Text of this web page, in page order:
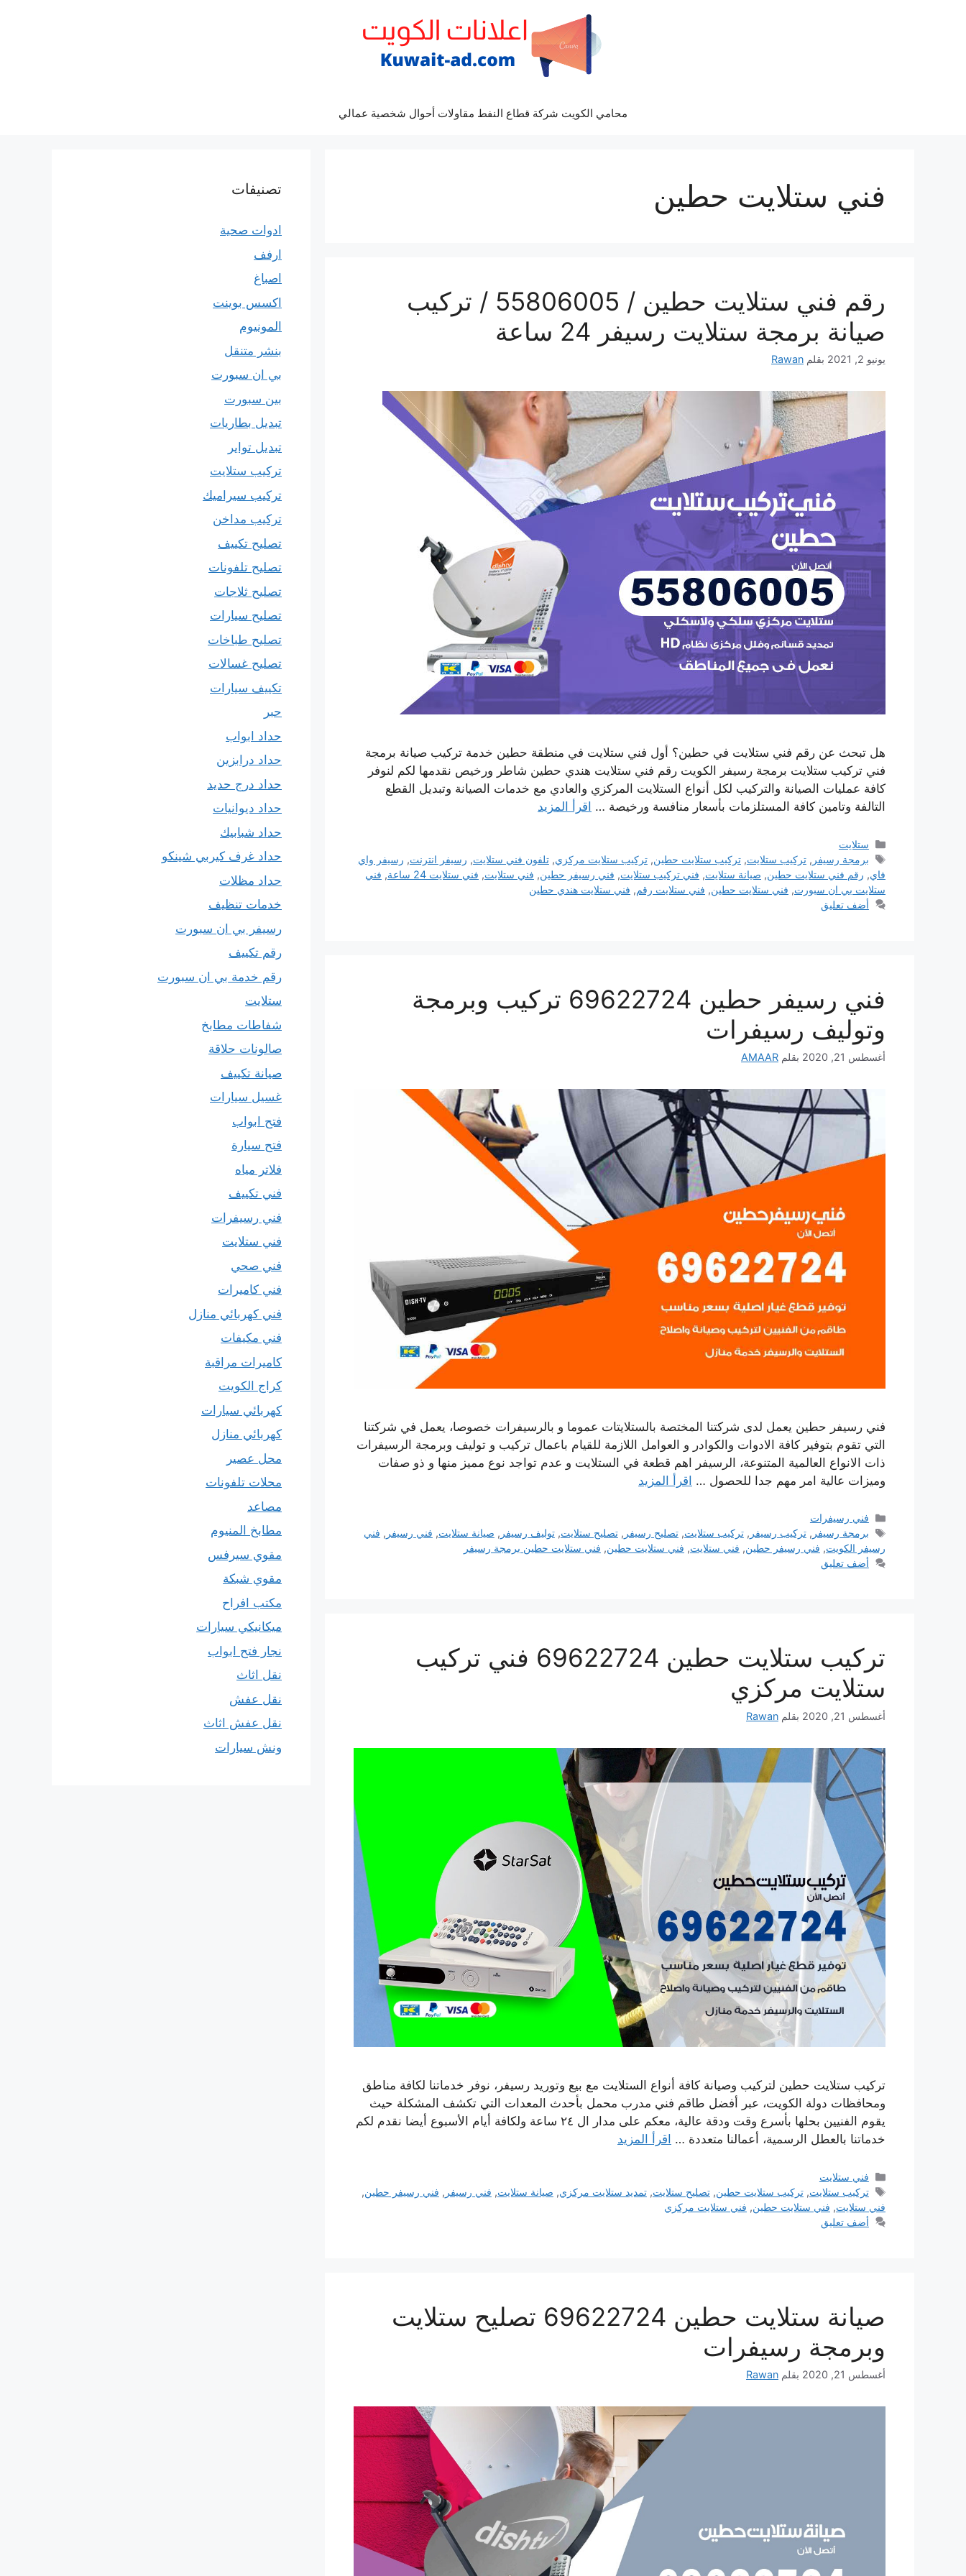
محامي الكويت شركة قطاع النفط مقاولات أحوال شخصية عمالي
فني ستلايت حطين
رقم فني ستلايت حطين / 55806005 / تركيب
صيانة برمجة ستلايت رسيفر 24 ساعة
يونيو 2, 2021 بقلم Rawan
هل تبحث عن رقم فني ستلايت في حطين؟ أول فني ستلايت في منطقة حطين خدمة تركيب صيانة برمجة
فني تركيب ستلايت برمجة رسيفر الكويت رقم فني ستلايت هندي حطين شاطر ورخيص نقدمها لكم لنوفر
كافة عمليات الصيانة والتركيب لكل أنواع الستلايت المركزي والعادي مع خدمات الصيانة وتبديل القطع
التالفة وتامين كافة المستلزمات بأسعار منافسة ورخيصة … اقرأ المزيد
التصنيفات
ستلايت
الوسوم
برمجة رسيفر ,تركيب ستلايت,تركيب ستلايت حطين,تركيب ستلايت مركزي,تلفون فني ستلايت, رسيفر انترنت, رسيفر واي
فاي, رقم فني ستلايت حطين, صيانة ستلايت, فني تركيب ستلايت, فني رسيفر حطين, فني ستلايت, فني ستلايت 24 ساعة , فني
ستلايت بي ان سبورت, فني ستلايت حطين, فني ستلايت رقم, فني ستلايت هندي حطين
أضف تعليق
فني رسيفر حطين 69622724 تركيب وبرمجة
وتوليف رسيفرات
أغسطس 21, 2020 بقلم AMAAR
فني رسيفر حطين يعمل لدى شركتنا المختصة بالستلايتات عموما و بالرسيفرات خصوصا، يعمل في شركتنا
التي تقوم بتوفير كافة الادوات والكوادر و العوامل اللازمة للقيام باعمال تركيب و توليف وبرمجة الرسيفرات
ذات الانواع العالمية المتنوعة، الرسيفر اهم قطعة في الستلايت و عدم تواجد نوع مميز منها و ذو صفات
وميزات عالية امر مهم جدا للحصول … اقرأ المزيد
التصنيفات
فني رسيفرات
الوسوم
برمجة رسيفر ,تركيب رسيفر ,تركيب ستلايت,تصليح رسيفر ,تصليح ستلايت,توليف رسيفر , صيانة ستلايت, فني رسيفر , فني
رسيفر الكويت, فني رسيفر حطين, فني ستلايت, فني ستلايت حطين, فني ستلايت حطين برمجة رسيفر
أضف تعليق
تركيب ستلايت حطين 69622724 فني تركيب
ستلايت مركزي
أغسطس 21, 2020 بقلم Rawan
تركيب ستلايت حطين لتركيب وصيانة كافة أنواع الستلايت مع بيع وتوريد رسيفر، نوفر خدماتنا لكافة مناطق
ومحافظات دولة الكويت، عبر أفضل طاقم فني مدرب محمل بأحدث المعدات التي تكشف المشكلة حيث
يقوم الفنيين بحلها بأسرع وقت ودقة عالية، معكم على مدار ال ٢٤ ساعة ولكافة أيام الأسبوع أيضا نقدم لكم
خدماتنا بالعطل الرسمية، أعمالنا متعددة … اقرأ المزيد
التصنيفات
فني ستلايت
الوسوم
تركيب ستلايت,تركيب ستلايت حطين,تصليح ستلايت,تمديد ستلايت مركزي, صيانة ستلايت, فني رسيفر , فني رسيفر حطين,
فني ستلايت, فني ستلايت حطين, فني ستلايت مركزي
أضف تعليق
صيانة ستلايت حطين 69622724 تصليح ستلايت
وبرمجة رسيفرات
أغسطس 21, 2020 بقلم Rawan
تصنيفات
ادوات صحية
ارفف
اصباغ
اكسس بوينت
المونيوم
بنشر متنقل
بي ان سبورت
بين سبورت
تبديل بطاريات
تبديل تواير
تركيب ستلايت
تركيب سيراميك
تركيب مداخن
تصليح تكييف
تصليح تلفونات
تصليح ثلاجات
تصليح سيارات
تصليح طباخات
تصليح غسالات
تكييف سيارات
حبر
حداد ابواب
حداد درابزين
حداد درج حديد
حداد ديوانيات
حداد شبابيك
حداد غرف كيربي شينكو
حداد مظلات
خدمات تنظيف
رسيفر بي ان سبورت
رقم تكييف
رقم خدمة بي ان سبورت
ستلايت
شفاطات مطابخ
صالونات حلاقة
صيانة تكييف
غسيل سيارات
فتح ابواب
فتح سيارة
فلاتر مياه
فني تكييف
فني رسيفرات
فني ستلايت
فني صحي
فني كاميرات
فني كهربائي منازل
فني مكيفات
كاميرات مراقبة
كراج الكويت
كهربائي سيارات
كهربائي منازل
محل عصير
محلات تلفونات
مصاعد
مطابخ المنيوم
مقوي سيرفس
مقوي شبكة
مكتب افراح
ميكانيكي سيارات
نجار فتح ابواب
نقل اثاث
نقل عفش
نقل عفش اثاث
ونش سيارات